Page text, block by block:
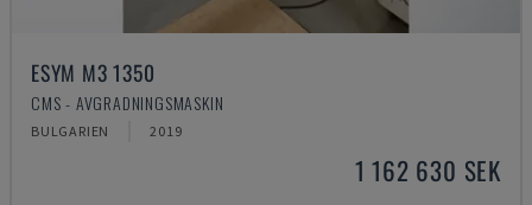
ESYM M3 1350
CMS - AVGRADNINGSMASKIN
BULGARIEN 2019
1 162 630 SEK